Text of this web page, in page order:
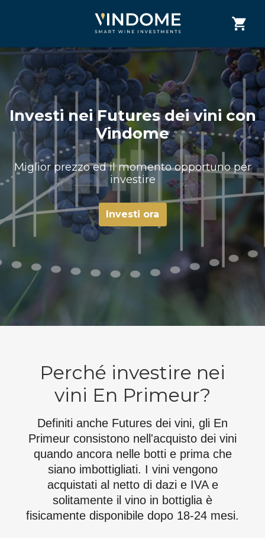
Investi nei Futures dei vini con
Vindome
Miglior prezzo ed il momento opportuno per
investire
Investi ora
Perché investire nei
vini En Primeur?
Definiti anche Futures dei vini, gli En
Primeur consistono nell'acquisto dei vini
quando ancora nelle botti e prima che
siano imbottigliati. I vini vengono
acquistati al netto di dazi e IVA e
solitamente il vino in bottiglia è
fisicamente disponibile dopo 18-24 mesi.